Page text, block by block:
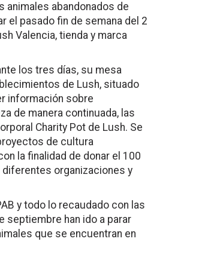
animales abandonados de
el pasado fin de semana del 2
Valencia, tienda y marca
los tres días, su mesa
de Lush, situado
información sobre
de manera continuada, las
Charity Pot de Lush. Se
de cultura
la finalidad de donar el 100
diferentes organizaciones y
y todo lo recaudado con las
septiembre han ido a parar
que se encuentran en